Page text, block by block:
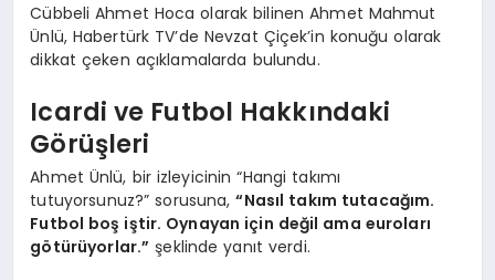
Cübbeli Ahmet Hoca olarak bilinen Ahmet Mahmut
Ünlü, Habertürk TV’de Nevzat Çiçek’in konuğu olarak
dikkat çeken açıklamalarda bulundu.
Icardi ve Futbol Hakkındaki
Görüşleri
Ahmet Ünlü, bir izleyicinin “Hangi takımı
tutuyorsunuz?” sorusuna,“Nasıl takım tutacağım.
Futbol boş iştir. Oynayan için değil ama euroları
götürüyorlar.” şeklinde yanıt verdi.